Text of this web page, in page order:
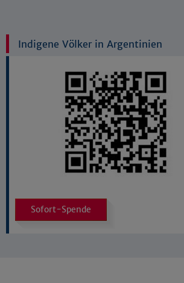
Indigene Völker in Argentinien
Sofort-Spende